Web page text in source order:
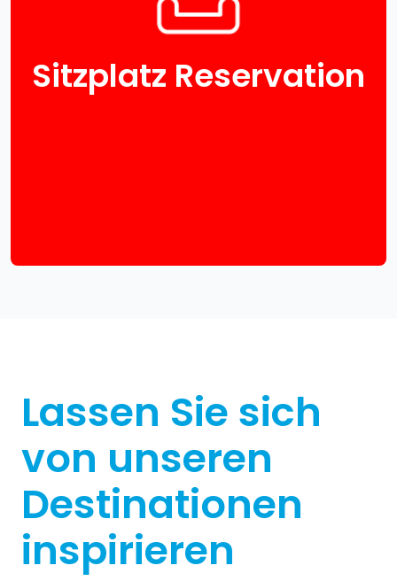
Sitzplatz Reservation
Lassen Sie sich
von unseren
Destinationen
inspirieren